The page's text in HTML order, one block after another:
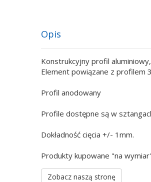
Opis
Konstrukcyjny profil
Element powiązane z profilem
Profil anodowany
Profile dostępne są w
Dokładność cięcia +/- 1mm.
Produkty kupowane "na
Zobacz naszą stronę